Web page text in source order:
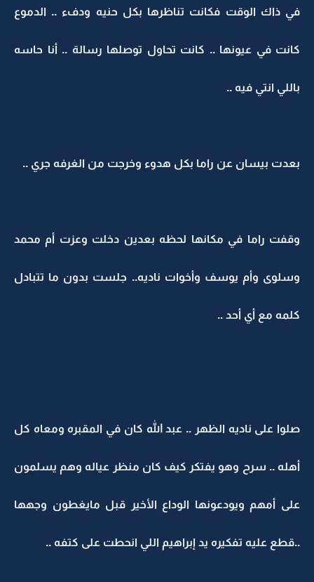
في ذاك الوقت فكانت تناظرها بكل حنيه ودفء .. الدموع
كانت في عيونها .. كانت تحاول توصلها رسالة .. أنا حاسه
باللي انتي فيه ..
بعدت بيسان عن راما بكل هدوء وخرجت من الغرفه جري ..
وقفت راما في مكانها لحظه بعدين دخلت وعزت أم محمد
وسلوى وأم يوسف وأخوات ناديه.. جلست بدون ما تتبادل
كلمه مع أي أحد ..
صلوا على ناديه الظهر .. عبد الله كان في المقبره ومعاه كل
أهله .. سرح وهو يفتكر كيف كان منظر عياله وهم يسلمون
على أمهم ويودعونها الوداع الأخير قبل مايغطون وجهها
..قطع عليه تفكيره يد إبراهيم اللي انحطت على كتفه ..